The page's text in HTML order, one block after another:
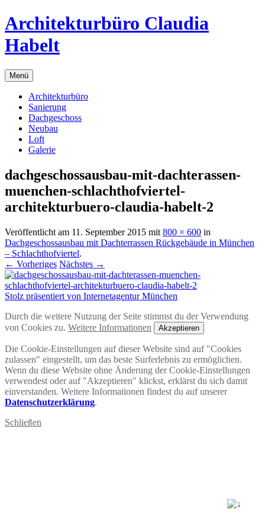
Zum
Inhalt
springen
Architekturbüro Claudia
Habelt
Menü
Architekturbüro
Sanierung
Dachgeschoss
Neubau
Loft
Galerie
dachgeschossausbau-mit-dachterassen-
muenchen-schlachthofviertel-
architekturbuero-claudia-habelt-2
Veröffentlicht am 11. September 2015 mit 800 × 600 in
Dachgeschossausbau mit Dachterrassen Rückgebäude in München
– Schlachthofviertel.
← Vorheriges Nächstes →
Stolz präsentiert von Internetagentur München
Durch die weitere Nutzung der Seite stimmst du der Verwendung
von Cookies zu. Weitere Informationen Akzeptieren
Die Cookie-Einstellungen auf dieser Website sind auf "Cookies
zulassen" eingestellt, um das beste Surferlebnis zu ermöglichen.
Wenn du diese Website ohne Änderung der Cookie-Einstellungen
verwendest oder auf "Akzeptieren" klickst, erklärst du sich damit
einverstanden. Weitere Informationen findest du auf unserer
Datenschutzerklärung.
Schließen